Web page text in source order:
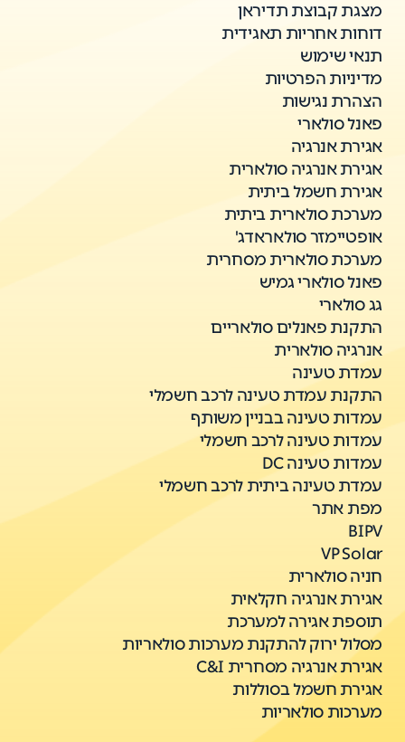
מצגת קבוצת תדיראן
דוחות אחריות תאגידית
תנאי שימוש
מדיניות הפרטיות
הצהרת נגישות
פאנל סולארי
אגירת אנרגיה
אגירת אנרגיה סולארית
אגירת חשמל ביתית
מערכת סולארית ביתית
אופטיימזר סולאראדג'
מערכת סולארית מסחרית
פאנל סולארי גמיש
גג סולארי
התקנת פאנלים סולאריים
אנרגיה סולארית
עמדת טעינה
התקנת עמדת טעינה לרכב חשמלי
עמדות טעינה בבניין משותף
עמדות טעינה לרכב חשמלי
עמדות טעינה DC
עמדת טעינה ביתית לרכב חשמלי
מפת אתר
BIPV
VP Solar
חניה סולארית
אגירת אנרגיה חקלאית
תוספת אגירה למערכת
מסלול ירוק להתקנת מערכות סולאריות
אגירת אנרגיה מסחרית C&I
אגירת חשמל בסוללות
מערכות סולאריות